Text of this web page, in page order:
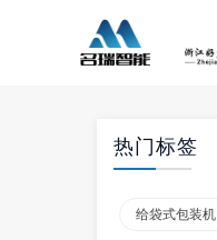
热门标签
给袋式包装机